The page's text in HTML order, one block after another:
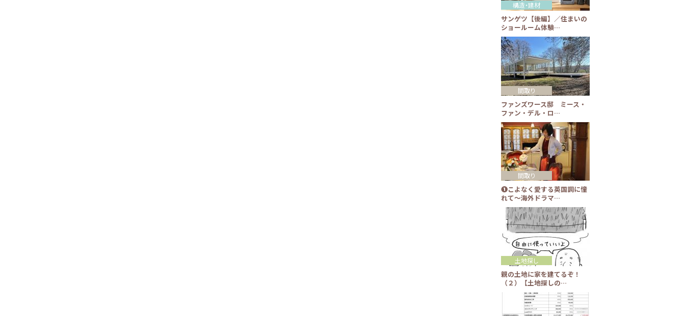
サンゲツ【後編】／住まいの
ショールーム体験…
構造・建材
ファンズワース邸 ミース・
ファン・デル・ロ…
間取り
❶こよなく愛する英国調に憧
れて～海外ドラマ…
間取り
親の土地に家を建てるぞ！
（２）【土地探しの…
土地探し